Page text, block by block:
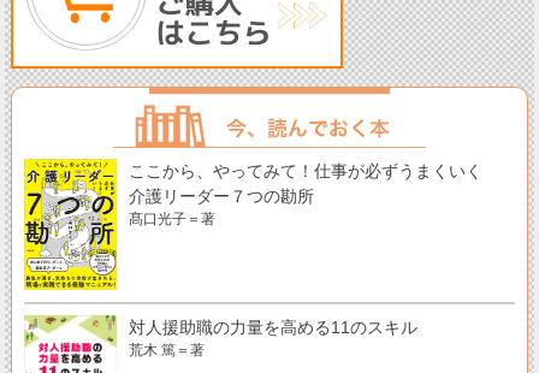
ここから、やってみて！仕事が必ずうまくいく
介護リーダー７つの勘所
髙口光子＝著
対人援助職の力量を高める11のスキル
荒木 篤＝著